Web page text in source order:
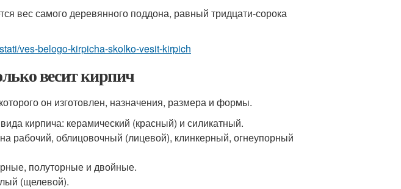
вес самого деревянного поддона, равный тридцати-сорока
ves-belogo-kirpicha-skolko-vesit-kirpich
весит кирпич
он изготовлен, назначения, размера и формы.
кирпича: керамический (красный) и силикатный.
рабочий, облицовочный (лицевой), клинкерный, огнеупорный
полуторные и двойные.
(щелевой).